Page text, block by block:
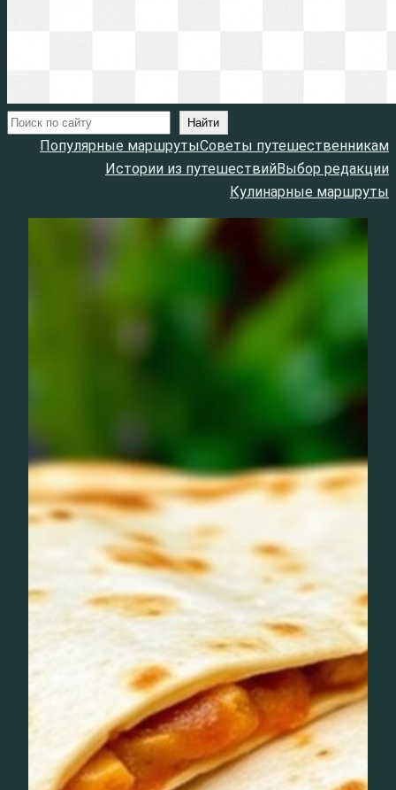
Поиск Найти
Популярные маршрутыСоветы путешественникам
Истории из путешествийВыбор редакции
Кулинарные маршруты